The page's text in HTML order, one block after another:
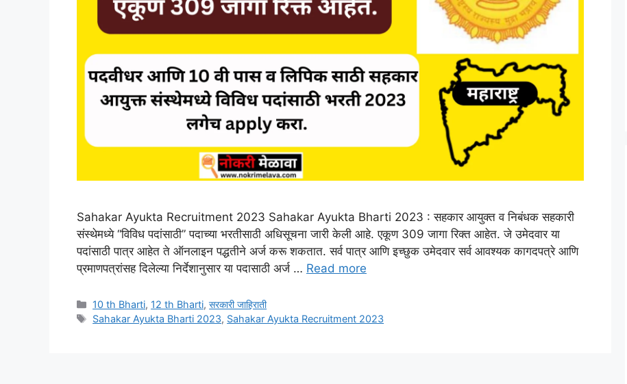
Sahakar Ayukta Recruitment 2023 Sahakar Ayukta Bharti 2023 : सहकार आयुक्त व निबंधक सहकारी
संस्थेमध्ये “विविध पदांसाठी” पदाच्या भरतीसाठी अधिसूचना जारी केली आहे. एकूण 309 जागा रिक्त आहेत. जे उमेदवार या
पदांसाठी पात्र आहेत ते ऑनलाइन पद्धतीने अर्ज करू शकतात. सर्व पात्र आणि इच्छुक उमेदवार सर्व आवश्यक कागदपत्रे आणि
प्रमाणपत्रांसह दिलेल्या निर्देशानुसार या पदासाठी अर्ज … Read more
Categories
10 th Bharti, 12 th Bharti,सरकारी जाहिराती
Tags
Sahakar Ayukta Bharti 2023, Sahakar Ayukta Recruitment 2023